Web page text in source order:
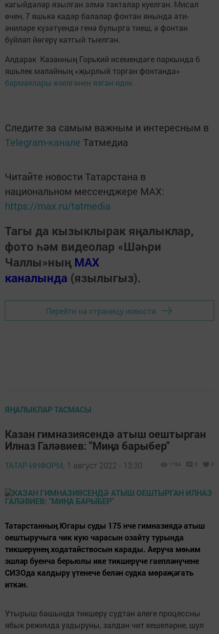
кагыйдәләр язылган элмә такталар куелган. Мисал
өчен, 7 яшькә кадәр балалар фонтан янында әти-
әниләре күзәтүендә генә булырга тиеш, ә фонтан
буйлап йөгерү катгый тыелган.
Алдарак Казанның Горький исемендәге паркында 6
яшьлек малайның «җырлый торган фонтанда»
бармаклары өзелгәнен язган идек.
Следите за самым важным и интересным в
Telegram-канале Татмедиа
Читайте новости Татарстана в
национальном мессенджере MАХ:
https://max.ru/tatmedia
Тагы да кызыклырак яңалыклар,
фото һәм видеолар «Шәһри
Чаллы»ның MAX
каналында (язылыгыз).
Перейти на страницу новости
ЯҢАЛЫКЛАР ТАСМАСЫ
Казан гимназиясендә атыш оештырган
Илназ Галәвиев: "Миңа барыбер"
ТАТАР-ИНФОРМ, 1 август 2022 - 13:30 1164 0 0
Татарстанның Югары суды 175 нче гимназиядә атыш
оештыручыга чик кую чарасын озайту турында
тикшерүнең ходатайствосын карады. Аеруча мөһим
эшләр буенча берьюлы ике тикшерүче гаепләнүчене
СИЗОда калдыру үтенече белән судка мөрәҗәгать
иткән.
Утырыш башында тикшерү судтан әлеге процессны
ябык режимда уздыруны, залдан чит кешеләрне, шул